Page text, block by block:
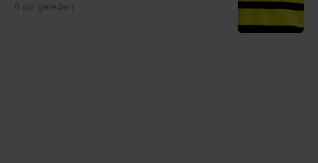
8 uur geleden